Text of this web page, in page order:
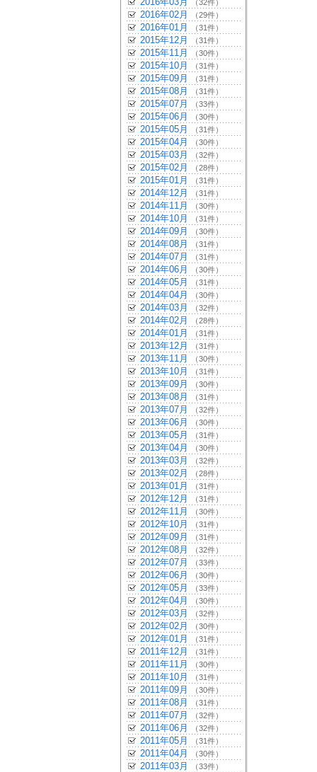
（32件）
2016年02月 （29件）
2016年01月 （31件）
2015年12月 （31件）
2015年11月 （30件）
2015年10月 （31件）
2015年09月 （31件）
2015年08月 （31件）
2015年07月 （33件）
2015年06月 （30件）
2015年05月 （31件）
2015年04月 （30件）
2015年03月 （32件）
2015年02月 （28件）
2015年01月 （31件）
2014年12月 （31件）
2014年11月 （30件）
2014年10月 （31件）
2014年09月 （30件）
2014年08月 （31件）
2014年07月 （31件）
2014年06月 （30件）
2014年05月 （31件）
2014年04月 （30件）
2014年03月 （32件）
2014年02月 （28件）
2014年01月 （31件）
2013年12月 （31件）
2013年11月 （30件）
2013年10月 （31件）
2013年09月 （30件）
2013年08月 （31件）
2013年07月 （32件）
2013年06月 （30件）
2013年05月 （31件）
2013年04月 （30件）
2013年03月 （32件）
2013年02月 （28件）
2013年01月 （31件）
2012年12月 （31件）
2012年11月 （30件）
2012年10月 （31件）
2012年09月 （31件）
2012年08月 （32件）
2012年07月 （33件）
2012年06月 （30件）
2012年05月 （33件）
2012年04月 （30件）
2012年03月 （32件）
2012年02月 （30件）
2012年01月 （31件）
2011年12月 （31件）
2011年11月 （30件）
2011年10月 （31件）
2011年09月 （30件）
2011年08月 （31件）
2011年07月 （32件）
2011年06月 （32件）
2011年05月 （31件）
2011年04月 （30件）
2011年03月 （33件）